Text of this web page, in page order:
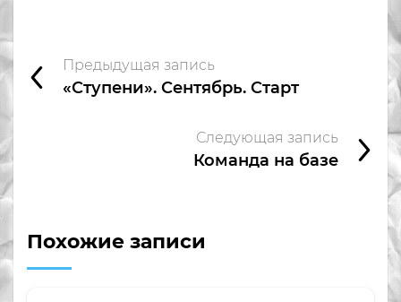
Предыдущая запись
«Ступени». Сентябрь. Старт
Следующая запись
Команда на базе
Похожие записи